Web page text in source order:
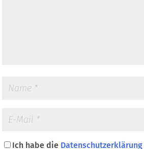
Ich habe die Datenschutzerklärung